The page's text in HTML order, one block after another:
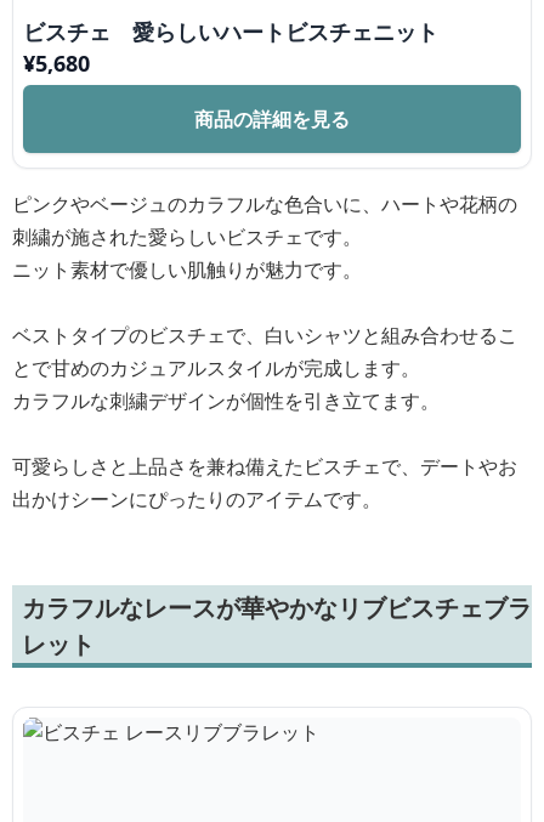
ビスチェ 愛らしいハートビスチェニット
¥5,680
商品の詳細を見る
ピンクやベージュのカラフルな色合いに、ハートや花柄の
刺繍が施された愛らしいビスチェです。
ニット素材で優しい肌触りが魅力です。
ベストタイプのビスチェで、白いシャツと組み合わせるこ
とで甘めのカジュアルスタイルが完成します。
カラフルな刺繍デザインが個性を引き立てます。
可愛らしさと上品さを兼ね備えたビスチェで、デートやお
出かけシーンにぴったりのアイテムです。
カラフルなレースが華やかなリブビスチェブラ
レット